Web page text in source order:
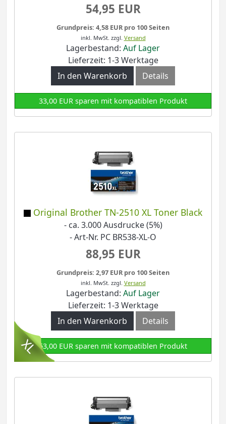
54,95 EUR
Grundpreis: 4,58 EUR pro 100 Seiten
inkl. MwSt. zzgl. Versand
Lagerbestand: Auf Lager
Lieferzeit: 1-3 Werktage
In den Warenkorb
Details
33,00 EUR sparen mit kompatiblen Produkt
Original Brother TN-2510 XL Toner Black
- ca. 3.000 Ausdrucke (5%)
- Art-Nr. PC BR538-XL-O
88,95 EUR
Grundpreis: 2,97 EUR pro 100 Seiten
inkl. MwSt. zzgl. Versand
Lagerbestand: Auf Lager
Lieferzeit: 1-3 Werktage
In den Warenkorb
Details
63,00 EUR sparen mit kompatiblen Produkt